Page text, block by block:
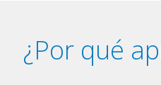
¿Por qué